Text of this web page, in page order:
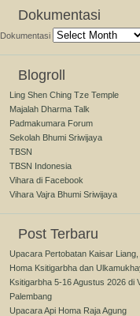
Dokumentasi
Dokumentasi
Blogroll
Ling Shen Ching Tze Temple
Majalah Dharma Talk
Padmakumara Forum
Sekolah Bhumi Sriwijaya
TBSN
TBSN Indonesia
Vihara di Facebook
Vihara Vajra Bhumi Sriwijaya
Post Terbaru
Upacara Pertobatan Kaisar Liang,
Homa Ksitigarbha dan
Ksitigarbha 5-16 Agustus 2026 di
Palembang
Upacara Api Homa Raja Agung